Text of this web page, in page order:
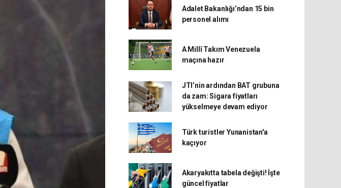
Adalet Bakanlığı’ndan 15 bin
personel alımı
A Millî Takım Venezuela
maçına hazır
JTI’nin ardından BAT grubuna
da zam: Sigara fiyatları
yükselmeye devam ediyor
Türk turistler Yunanistan'a
kaçıyor
Akaryakıtta tabela değişti! İşte
güncel fiyatlar